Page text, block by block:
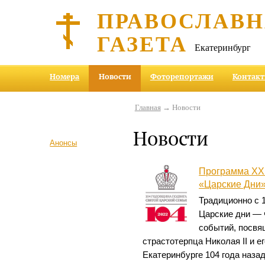
ГАЗЕТА Екатеринбург
Номера Новости Фоторепортажи
Анонсы
Главная→ Новости
Новости
Программа
«Царские
Традиционно с
Царские дни —
событий,
страстотерпца Николая II и
Екатеринбурге 104 года